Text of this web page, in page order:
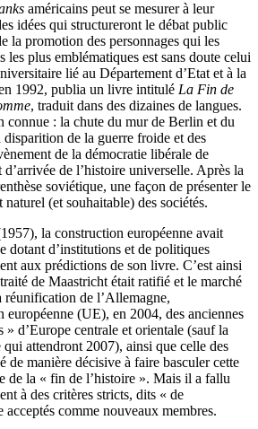
américains peut se mesurer à leur
idées qui structureront le débat public
la promotion des personnages qui les
les plus emblématiques est sans doute celui
lié au Département d’Etat et à la
1992, publia un livre intitulé La Fin de
, traduit dans des dizaines de langues.
connue : la chute du mur de Berlin et du
de la guerre froide et des
de la démocratie libérale de
de l’histoire universelle. Après la
soviétique, une façon de présenter le
naturel (et souhaitable) des sociétés.
la construction européenne avait
dotant d’institutions et de politiques
aux prédictions de son livre. C’est ainsi
de Maastricht était ratifié et le marché
réunification de l’Allemagne,
européenne (UE), en 2004, des anciennes
» d’Europe centrale et orientale (sauf la
attendront 2007), ainsi que celle des
de manière décisive à faire basculer cette
de la « fin de l’histoire ». Mais il a fallu
à des critères stricts, dits « de
comme nouveaux membres.